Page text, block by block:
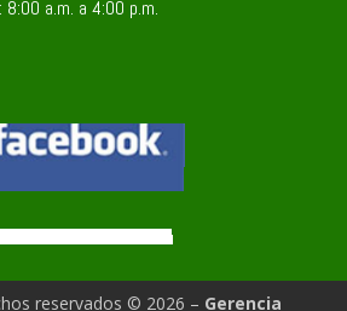
8:00 a.m. a 4:00 p.m.
reservados © 2026 – Gerencia